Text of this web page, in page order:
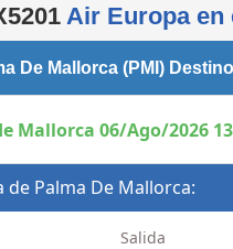
Air Europa en
De Mallorca (PMI)
Mallorca 06/Ago/2026
de Palma De Mallorca:
Salida